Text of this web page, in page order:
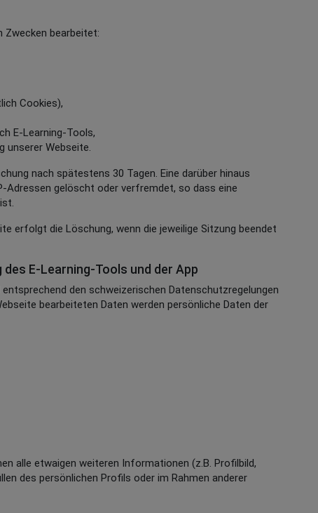
Zwecken bearbeitet:
Cookies),
E-Learning-Tools,
unserer Webseite.
nach spätestens 30 Tagen. Eine darüber hinaus
Adressen gelöscht oder verfremdet, so dass eine
erfolgt die Löschung, wenn die jeweilige Sitzung beendet
E-Learning-Tools und der App
den schweizerischen Datenschutzregelungen
bearbeiteten Daten werden persönliche Daten der
alle etwaigen weiteren Informationen (z.B. Profilbild,
des persönlichen Profils oder im Rahmen anderer